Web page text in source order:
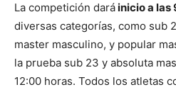
La competición daráinicio a las
diversas categorías, como sub
master masculino, y popular
la prueba sub 23 y absoluta
12:00 horas. Todos los atletas